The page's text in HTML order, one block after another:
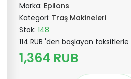
Marka: Epilons
Kategori: Traş Makineleri
Stok: 148
114 RUB 'den başlayan taksitlerle
1,364 RUB